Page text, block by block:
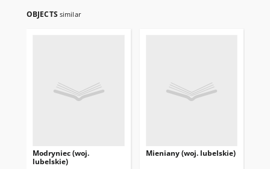
OBJECTS similar
Modryniec (woj.
lubelskie)
Mieniany (woj. lubelskie)